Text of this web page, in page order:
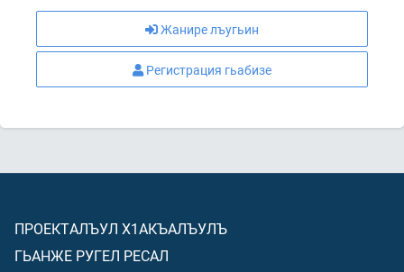
Жанире лъугьин
Регистрация гьабизе
ПРОЕКТАЛЪУЛ Х1АКЪАЛЪУЛЪ
ГЬАНЖЕ РУГЕЛ РЕСАЛ